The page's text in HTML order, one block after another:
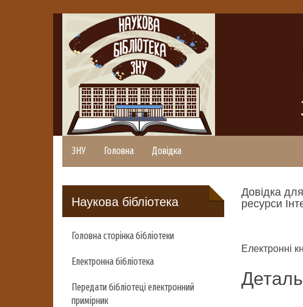
ЗНУ Головна Довідка
Наукова бібліотека
Головна сторінка бібліотеки
Електронна бібліотека
Передати бібліотеці електронний
примірник
Довідка
ресурси
Електронні